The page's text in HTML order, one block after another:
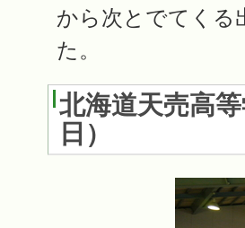
から次とでてくる
た。
北海道天売高
日 ）